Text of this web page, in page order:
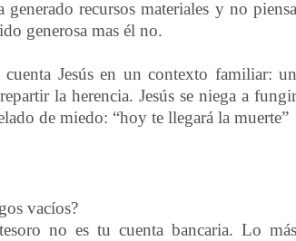
recursos materiales y no piensa
generosa mas él no.
Jesús en un contexto familiar: un
la herencia. Jesús se niega a fungir
de miedo: “hoy te llegará la muerte”
vacíos?
no es tu cuenta bancaria. Lo más